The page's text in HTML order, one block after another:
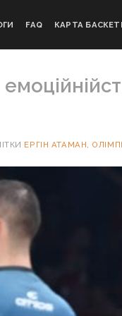
FAQ КАРТА
ЕРГІН АТАМАН